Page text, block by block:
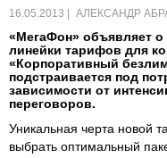
16.05.2013 | АЛЕКСАНДР
«МегаФон» объявляет
линейки тарифов для
«Корпоративный
подстраивается под
зависимости от
переговоров.
Уникальная черта новой
выбрать оптимальный